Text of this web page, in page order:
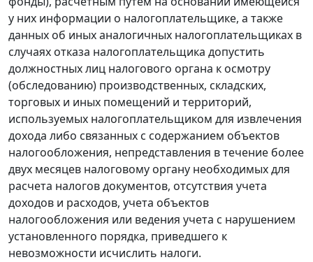
у них информации о налогоплательщике, а также
данных об иных аналогичных налогоплательщиках в
случаях отказа налогоплательщика допустить
должностных лиц налогового органа к осмотру
(обследованию) производственных, складских,
торговых и иных помещений и территорий,
используемых налогоплательщиком для извлечения
дохода либо связанных с содержанием объектов
налогообложения, непредставления в течение более
двух месяцев налоговому органу необходимых для
расчета налогов документов, отсутствия учета
доходов и расходов, учета объектов
налогообложения или ведения учета с нарушением
установленного порядка, приведшего к
невозможности исчислить налоги.